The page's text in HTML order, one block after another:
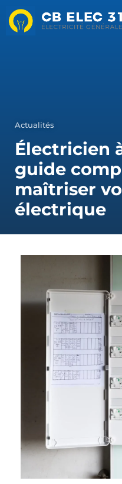
Actualités
Électricien
guide
maîtriser
électrique